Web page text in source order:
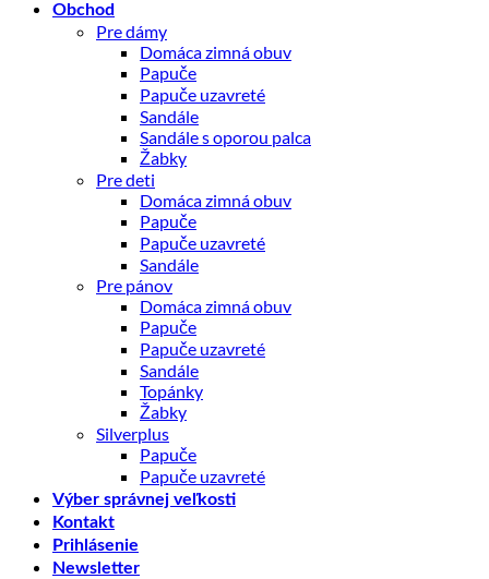
Obchod
Pre dámy
Domáca zimná obuv
Papuče
Papuče uzavreté
Sandále
Sandále s oporou palca
Žabky
Pre deti
Domáca zimná obuv
Papuče
Papuče uzavreté
Sandále
Pre pánov
Domáca zimná obuv
Papuče
Papuče uzavreté
Sandále
Topánky
Žabky
Silverplus
Papuče
Papuče uzavreté
Výber správnej veľkosti
Kontakt
Prihlásenie
Newsletter